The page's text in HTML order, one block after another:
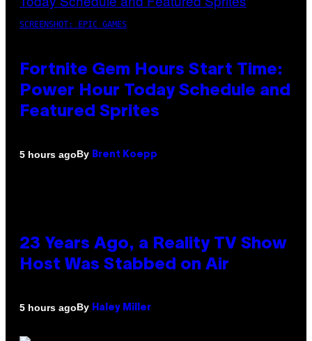
SCREENSHOT: EPIC GAMES
Fortnite Gem Hours Start Time:
Power Hour Today Schedule and
Featured Sprites
5 hours agoBy Brent Koepp
23 Years Ago, a Reality TV Show
Host Was Stabbed on Air
5 hours agoBy Haley Miller